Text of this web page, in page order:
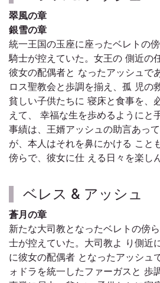
翠風の章
銀雪の章
統一王国の玉座に座ったベレトの
騎士が控えていた。女王の 側近の
彼女の配偶者と なったアッシュで
ロス聖教会と歩調を揃え、孤 児の
貧しい子供たちに 寝床と食事を、
えて、 幸福な生を歩めるようにと
事績は、王婿アッシュの助言あっ
が、本人はそれを鼻にかける こと
傍らで、彼女に仕 える日々を楽し
ベレス & アッシュ
蒼月の章
新たな大司教となったベレトの傍
士が控えていた。大司教よ り側近
に彼女の配偶者 となったアッシュ
ォドラを統一したファーガスと 歩